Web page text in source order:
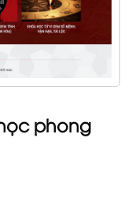
phong